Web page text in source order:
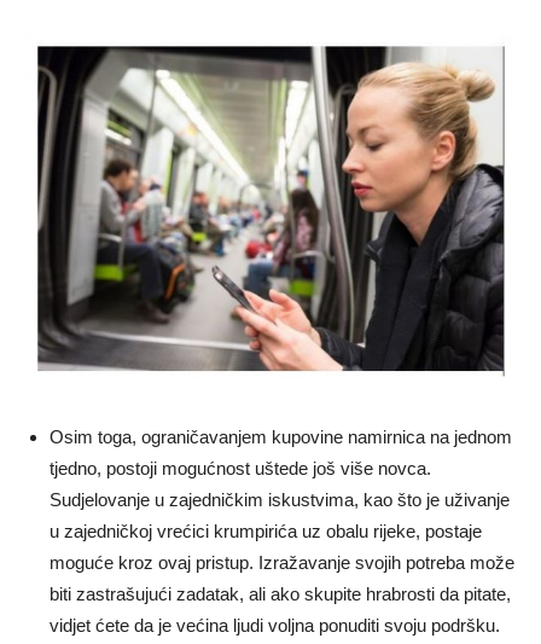
Osim toga, ograničavanjem kupovine namirnica na jednom
tjedno, postoji mogućnost uštede još više novca.
Sudjelovanje u zajedničkim iskustvima, kao što je uživanje
u zajedničkoj vrećici krumpirića uz obalu rijeke, postaje
moguće kroz ovaj pristup. Izražavanje svojih potreba može
biti zastrašujući zadatak, ali ako skupite hrabrosti da pitate,
vidjet ćete da je većina ljudi voljna ponuditi svoju podršku.